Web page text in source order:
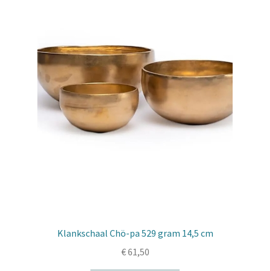
Klankschaal Chö-pa 529 gram 14,5 cm
€61,50